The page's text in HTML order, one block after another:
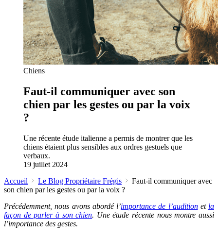
Chiens
Faut-il communiquer avec son
chien par les gestes ou par la voix
?
Une récente étude italienne a permis de montrer que les
chiens étaient plus sensibles aux ordres gestuels que
verbaux.
19 juillet 2024
Accueil
Le Blog Propriétaire Frégis
Faut-il communiquer avec
son chien par les gestes ou par la voix ?
Précédemment, nous avons abordé l’importance de l’auditionet la
façon de parler à son chien. Une étude récente nous montre aussi
l’importance des gestes.